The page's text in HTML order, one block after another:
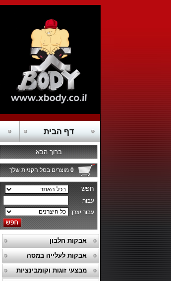
דף הבית
ברוך הבא
0 מוצרים בסל הקניות שלך
אבקות חלבון
אבקות לעלייה במסה
מבצעי זוגות וקומבינציות